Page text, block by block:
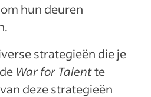
hun deuren
strategieën die je
War for Talentte
deze strategieën